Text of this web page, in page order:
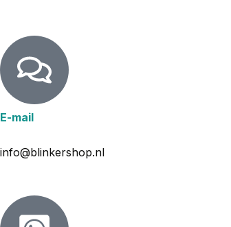
E-mail
info@blinkershop.nl